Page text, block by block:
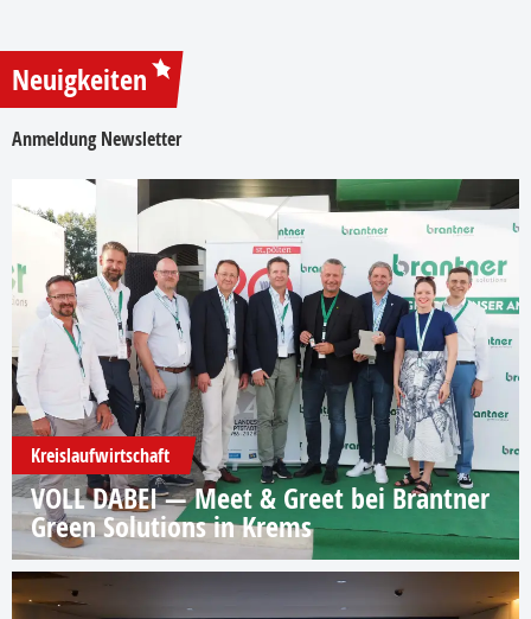
Neuigkeiten
Anmeldung Newsletter
Kreislaufwirtschaft
VOLL DABEI — Meet & Greet bei Brantner
Green Solutions in Krems